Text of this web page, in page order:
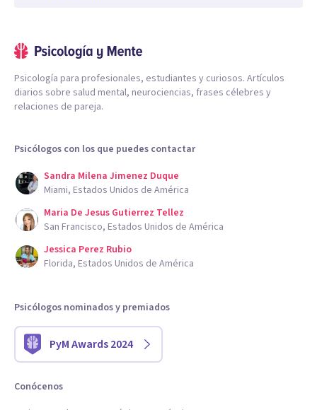
Psicología para profesionales, estudiantes y curiosos. Artículos
diarios sobre salud mental, neurociencias, frases célebres y
relaciones de pareja.
Psicólogos con los que puedes contactar
Sandra Milena Jimenez Duque
Miami, Estados Unidos de América
Maria De Jesus Gutierrez Tellez
San Francisco, Estados Unidos de América
Jessica Perez Rubio
Florida, Estados Unidos de América
Psicólogos nominados y premiados
PyM Awards 2024
Conócenos